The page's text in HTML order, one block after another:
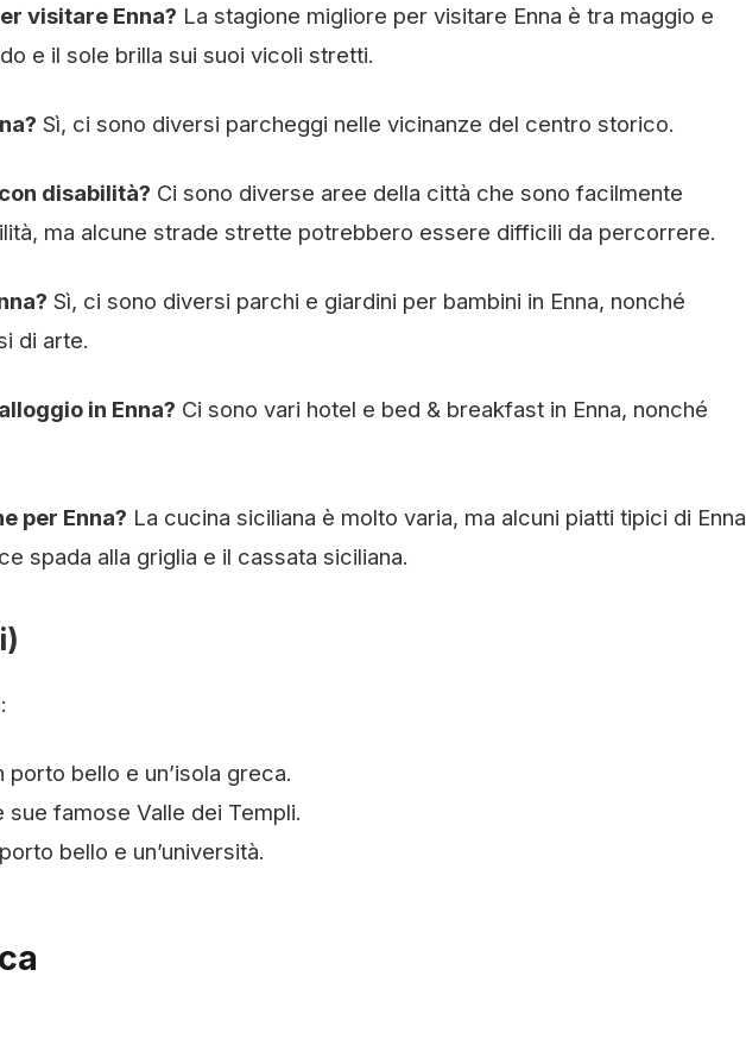
visitare Enna? La stagione migliore per visitare Enna è tra maggio e
e il sole brilla sui suoi vicoli stretti.
Sì, ci sono diversi parcheggi nelle vicinanze del centro storico.
disabilità? Ci sono diverse aree della città che sono facilmente
ma alcune strade strette potrebbero essere difficili da percorrere.
Sì, ci sono diversi parchi e giardini per bambini in Enna, nonché
di arte.
in Enna? Ci sono vari hotel e bed & breakfast in Enna, nonché
per Enna? La cucina siciliana è molto varia, ma alcuni piatti tipici di Enna
spada alla griglia e il cassata siciliana.
bello e un’isola greca.
sue famose Valle dei Templi.
bello e un’università.